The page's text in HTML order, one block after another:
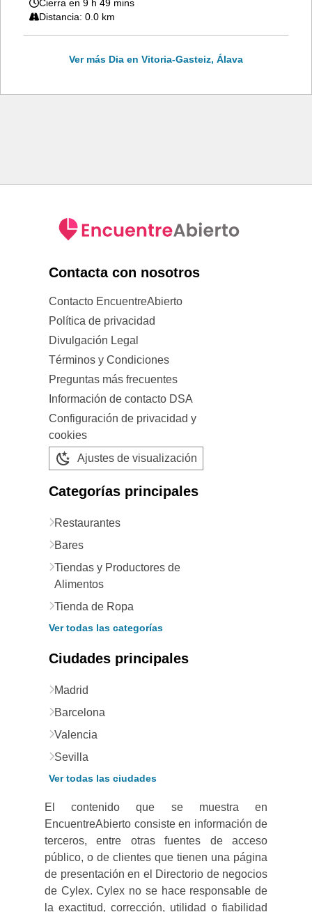
Cierra en 9 h 49 mins
Distancia: 0.0 km
Ver más Dia en Vitoria-Gasteiz, Álava
Contacta con nosotros
Contacto EncuentreAbierto
Política de privacidad
Divulgación Legal
Términos y Condiciones
Preguntas más frecuentes
Información de contacto DSA
Configuración de privacidad y
cookies
Ajustes de visualización
Categorías principales
Restaurantes
Bares
Tiendas y Productores de
Alimentos
Tienda de Ropa
Ver todas las categorías
Ciudades principales
Madrid
Barcelona
Valencia
Sevilla
Ver todas las ciudades
El contenido que se muestra en
EncuentreAbierto consiste en información de
terceros, entre otras fuentes de acceso
público, o de clientes que tienen una página
de presentación en el Directorio de negocios
de Cylex. Cylex no se hace responsable de
la exactitud, corrección, utilidad o fiabilidad